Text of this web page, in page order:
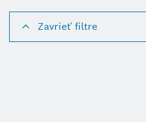
Zavrieť filtre